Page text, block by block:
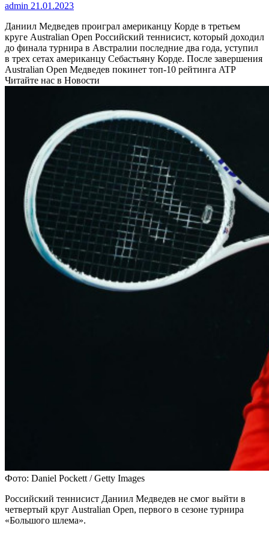
admin 21.01.2023
Даниил Медведев проиграл американцу Корде в третьем
круге Australian Open Российский теннисист, который доходил
до финала турнира в Австралии последние два года, уступил
в трех сетах американцу Себастьяну Корде. После завершения
Australian Open Медведев покинет топ-10 рейтинга ATP
Читайте нас в Новости
Фото: Daniel Pockett / Getty Images
Российский теннисист Даниил Медведев не смог выйти в
четвертый круг Australian Open, первого в сезоне турнира
«Большого шлема».